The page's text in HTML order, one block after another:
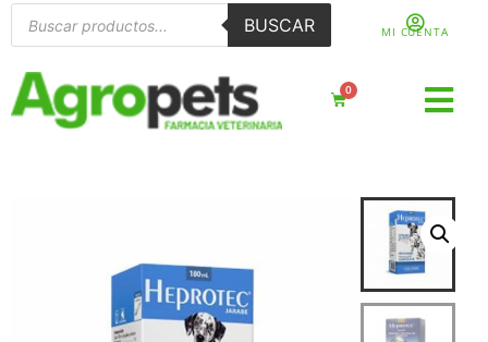
BUSCAR MI CUENTA
0